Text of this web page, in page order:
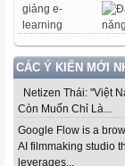
CÁC Ý KIẾN MỚI
Netizen Thái: "Việt
Còn Muốn Chỉ Là...
Google Flow is a
AI filmmaking studio
leverages...